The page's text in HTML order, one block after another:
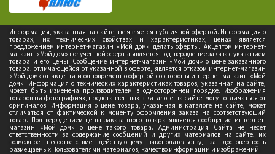
Информация, указанная на сайте, не является публичной офертой. Информация о
товарах, их технических свойствах и характеристиках, ценах является
предложением интернет-магазин «Мой дом» делать оферты. Акцептом интернет-
магазин «Мой дом» полученной оферты является подтверждение заказа с указанием
товара и его цены. Сообщение интернет-магазин «Мой дом» о цене заказанного
товара, отличающейся от указанной в оферте, является отказом интернет-магазин
«Мой дом» от акцепта и одновременно офертой со стороны интернет-магазин «Мой
дом». Информация о технических характеристиках товаров, указанная на сайте,
может быть изменена производителем в одностороннем порядке. Изображения
товаров на фотографиях, представленных в каталоге на сайте, могут отличаться от
оригиналов. Информация о цене товара, указанная в каталоге на сайте, может
отличаться от фактической к моменту оформления заказа на соответствующий
товар. Подтверждением цены заказанного товара является сообщение интернет-
магазин «Мой дом» о цене такого товара. Администрация Сайта не несет
ответственности за содержание сообщений и других материалов на сайте, их
возможное несоответствие действующему законодательству, за достоверность
размещаемых Пользователями материалов, качество информации и изображений.